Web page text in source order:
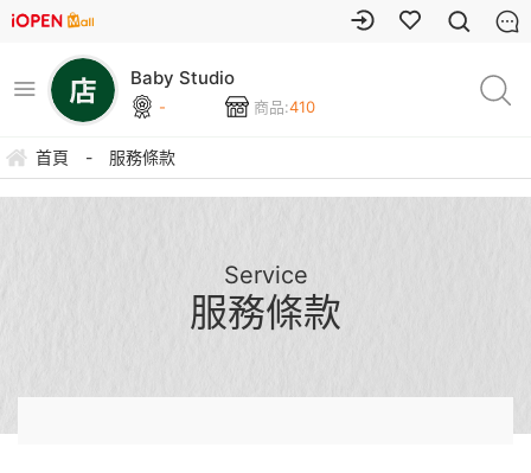
Baby Studio
- 商品:410
首頁 - 服務條款
Service
服務條款